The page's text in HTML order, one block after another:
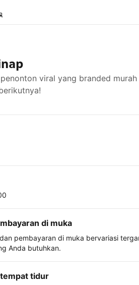
penonton viral yang branded
di muka
pembayaran di muka bervariasi
Anda butuhkan.
tidur